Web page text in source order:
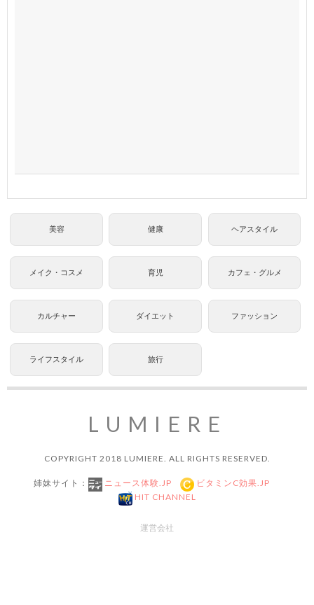
美容 健康 ヘアスタイル
メイク・コスメ 育児 カフェ・グルメ
カルチャー ダイエット ファッション
ライフスタイル 旅行
LUMIERE
COPYRIGHT 2018 LUMIERE. ALL RIGHTS RESERVED.
姉妹サイト： ニュース体験.JP
ビタミンC効果.JP
HIT CHANNEL
運営会社